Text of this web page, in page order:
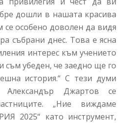
дошли в нашата красива
се особено доволен да видя
събрани днес. Това е ясна
интерес към учението
съм убеден, че заедно ще го
история.“ С тези думи
Александър Джартов се
„Ние виждаме
2025“ като инструмент,